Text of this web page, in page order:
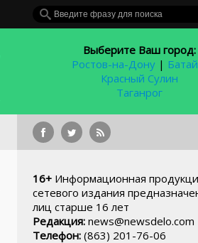
Выберите Ваш город:
Ростов-на-Дону|
Красный Сулин
Таганрог
16+ Информационная
сетевого издания
лиц старше 16 лет
Редакция: news@newsdelo.com
Телефон: (863) 201-76-06